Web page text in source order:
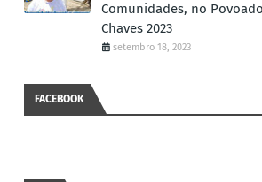
Comunidades, no
Chaves 2023
setembro 18, 2023
FACEBOOK